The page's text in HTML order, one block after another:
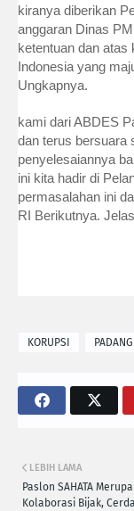
kiranya diberikan
anggaran Dinas
ketentuan dan
Indonesia yang
Ungkapnya.
kami dari ABDES
dan terus bersuara
penyelesaiannya
ini kita hadir di
permasalahan ini
RI Berikutnya.
KORUPSI
LEBIH LAMA
Paslon SAHATA
Kolaborasi Bijak,